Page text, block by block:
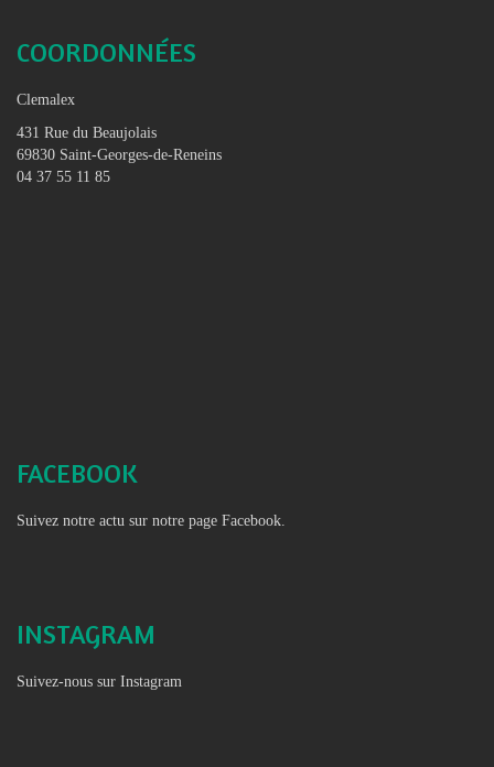
COORDONNÉES
Clemalex
431 Rue du Beaujolais
69830 Saint-Georges-de-Reneins
04 37 55 11 85
FACEBOOK
Suivez notre actu sur notre page Facebook.
INSTAGRAM
Suivez-nous sur Instagram